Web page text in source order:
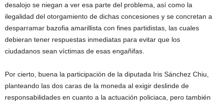
desalojo se niegan a ver esa parte del problema, así como la
ilegalidad del otorgamiento de dichas concesiones y se concretan a
desparramar bazofia amarillista con fines partidistas, las cuales
debieran tener respuestas inmediatas para evitar que los
ciudadanos sean víctimas de esas engañifas.
Por cierto, buena la participación de la diputada Iris Sánchez Chiu,
planteando las dos caras de la moneda al exigir deslinde de
responsabilidades en cuanto a la actuación policiaca, pero también